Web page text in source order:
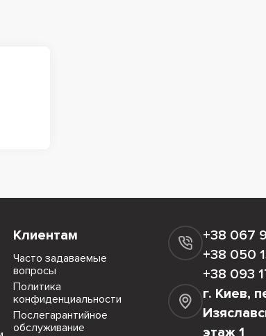
Клиентам
Часто задаваемые
вопросы
Политика
конфиденциальности
Послегарантийное
обслуживание
+38 067
+38 050
+38 093
г. Киев,
этаж 1